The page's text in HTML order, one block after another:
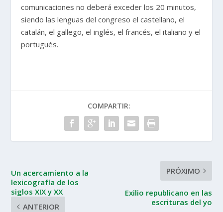
comunicaciones no deberá exceder los 20 minutos,
siendo las lenguas del congreso el castellano, el
catalán, el gallego, el inglés, el francés, el italiano y el
portugués.
COMPARTIR:
Un acercamiento a la
lexicografía de los
siglos XIX y XX
ANTERIOR
PRÓXIMO
Exilio republicano en las
escrituras del yo